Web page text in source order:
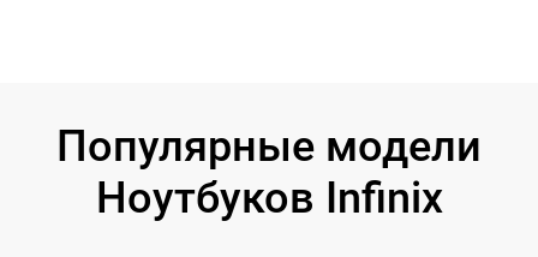
Популярные модели
Ноутбуков Infinix